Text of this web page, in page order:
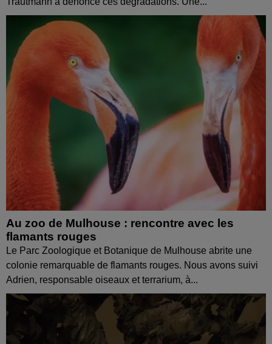
Au zoo de Mulhouse : rencontre avec les
flamants rouges
Le Parc Zoologique et Botanique de Mulhouse abrite une
colonie remarquable de flamants rouges. Nous avons suivi
Adrien, responsable oiseaux et terrarium, à...